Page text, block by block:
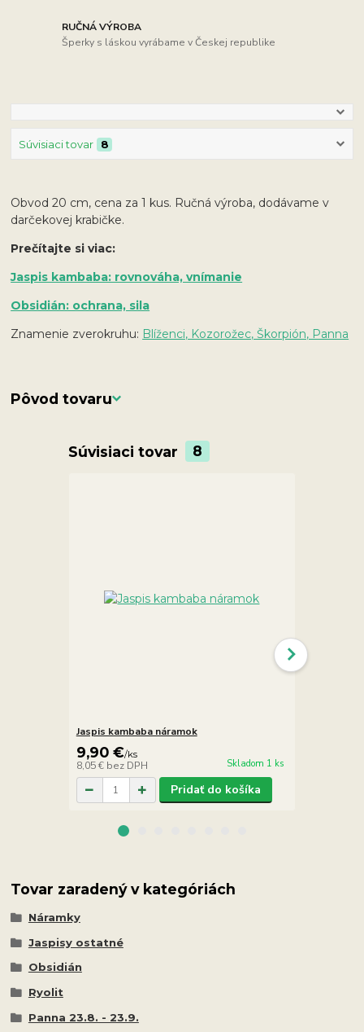
RUČNÁ VÝROBA
Šperky s láskou vyrábame v Českej republike
Súvisiaci tovar 8
Obvod 20 cm, cena za 1 kus. Ručná výroba, dodávame v
darčekovej krabičke.
Prečítajte si viac:
Jaspis kambaba: rovnováha, vnímanie
Obsidián: ochrana, sila
Znamenie zverokruhu: Blíženci, Kozorožec, Škorpión, Panna
Pôvod tovaru
Súvisiaci tovar 8
Jaspis kambaba náramok
9,90 €/ks
8,05 € bez DPH Skladom 1 ks
Pridať do košíka
Tovar zaradený v kategóriách
Náramky
Jaspisy ostatné
Obsidián
Ryolit
Panna 23.8. - 23.9.